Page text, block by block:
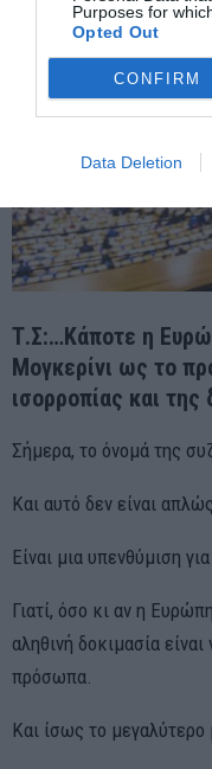
Purposes for
Opted Out
CONFIRM
Data Deletion
bbc.com
Τ.Σ:…Κάποτε η
Μογκερίνι ως το
ισορροπίας και της
Σήμερα, το όνομά της
Και αυτό δεν είναι
Είναι μια υπενθύμιση
Γιατί, όσο κι αν η
αληθινή δοκιμασία
πρόσωπα.
Και ίσως το μεγαλύτερο